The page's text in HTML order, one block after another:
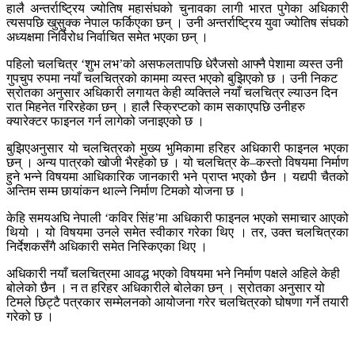
हालै अन्तर्राष्ट्रिय ज्योतिष महासंघको चुनावका लागी भारत पुगेका अधिकारी
त्यसपछि खुसुक्क नेपाल फर्किएका छन् । उनी अन्तर्राष्ट्रिय युवा ज्योतिष संघको
अध्यक्षमा निर्विरोध निर्वाचित समेत भएका छन् ।
पहिलो चलचित्र ‘शुभ लभ’को असफलतापछि धेरैजसो आफ्नै पेशामा व्यस्त उनी
गुपचुप रुपमा नयाँ चलचित्रको काममा व्यस्त भएको बुझिएको छ । उनी निकट
स्रोतका अनुसार अधिकारी लगायत केही व्यक्तिले नयाँ चलचित्र ल्याउन दिन
रात मिहनेत गरिरहेका छन् । हालै स्क्रिप्टको काम सकाएपछि उनीहरु
क्यारेक्टर फाइनल गर्न लागेको जनाइएको छ ।
बुझिएअनुसार यो चलचित्रको मुख्य भुमिकामा हरिहर अधिकारी फाइनल भएका
छन् । अन्य पात्रको खोजी भैरहेको छ । यो चलचित्र के–कस्तो विषयमा निर्माण
हुने भन्ने विषयमा आधिकारिक जानकारी भने प्राप्त भएको छैन । यद्यपी चैतको
अन्तिम सम्म छायांकन थाल्ने निर्माण टिमको योजना छ ।
केहि समयअघि नेपाली ‘कविर सिंह’मा अधिकारी फाइनल भएको समाचार आएको
थियो । यो विषयमा उनले समेत स्वीकार गरेका थिए । तर, उक्त चलचित्रका
निर्देशकसँगै अधिकारी समेत निस्किएका थिए ।
अधिकारी नयाँ चलचित्रमा आवद्ध भएको विषयमा भने निर्माण पक्षले अहिले केही
बोलेको छैन । न त हरिहर अधिकारीले बोलेका छन् । स्रोतका अनुसार यो
टिमले छिट्टै पत्रकार सम्मेलनको आयोजना गरेर चलचित्रको घोषणा गर्ने तयारी
गरेको छ ।